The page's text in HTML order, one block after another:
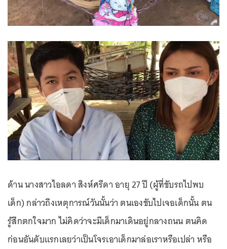
ด้าน นางสาวไอลดา สิงห์ศรีดา อายุ 27 ปี (ผู้ที่ขับรถไปพบ
เด็ก) กล่าวถึงเหตุการณ์วันนั้นว่า ตนเองขับไปเจอเด็กนั้น ตน
รู้สึกตกใจมาก ไม่คิดว่าจะมีเด็กมาเดินอยู่กลางถนน ตนคิด
ก่อนอันดับแรกเลยว่าเป็นโจรเอาเด็กมาล่อเราหรือเปล่า หรือ